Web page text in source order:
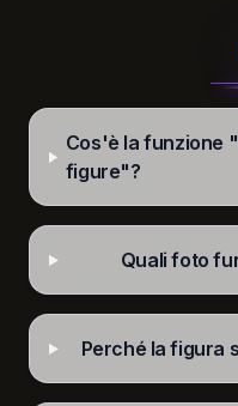
Cos'è la funzione
figure"?
Quali foto
Perché la figura